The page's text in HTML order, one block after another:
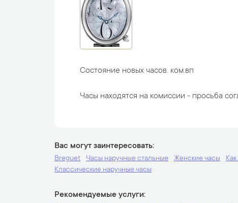
Состояние новых часов. ком.вп
Часы находятся на комиссии - просьба
Вас могут заинтересовать
Breguet Часы наручные стальные Женские часы
Классические наручные часы
Рекомендуемые услуги